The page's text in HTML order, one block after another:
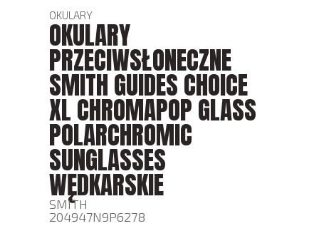
OKULARY
OKULARY
PRZECIWSŁONECZNE
SMITH GUIDES CHOICE
XL CHROMAPOP GLASS
POLARCHROMIC
SUNGLASSES
WĘDKARSKIE
SMITH
204947N9P6278